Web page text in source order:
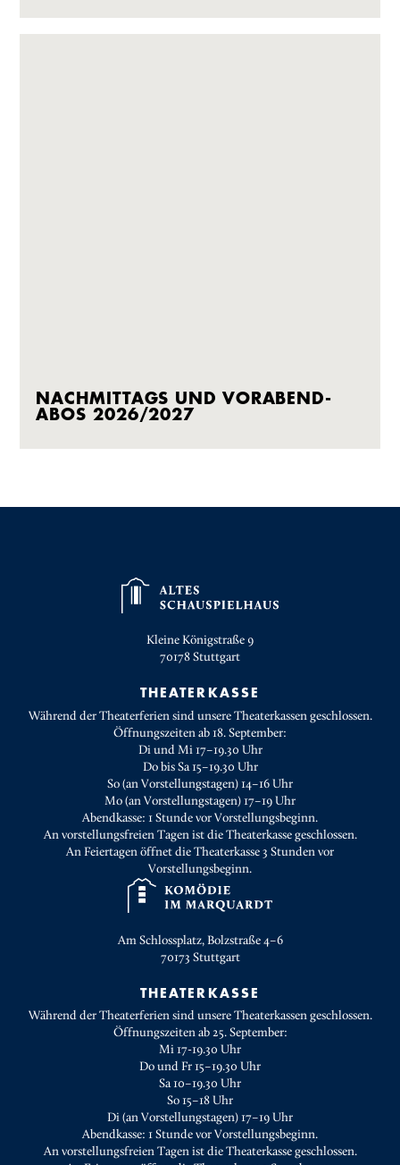
NACHMITTAGS UND VORABEND-
ABOS 2026/2027
Kleine Königstraße 9
70178Stuttgart
THEATERKASSE
Während der Theaterferien sind unsere Theaterkassen geschlossen.
Öffnungszeiten ab 18. September:
Di und Mi 17–19.30 Uhr
Do bis Sa 15–19.30 Uhr
So (an Vorstellungstagen) 14–16 Uhr
Mo (an Vorstellungstagen) 17–19 Uhr
Abendkasse: 1 Stunde vor Vorstellungsbeginn.
An vorstellungsfreien Tagen ist die Theaterkasse geschlossen.
An Feiertagen öffnet die Theaterkasse 3 Stunden vor
Vorstellungsbeginn.
Am Schlossplatz, Bolzstraße 4–6
70173 Stuttgart
THEATERKASSE
Während der Theaterferien sind unsere Theaterkassen geschlossen.
Öffnungszeiten ab 25. September:
Mi 17-19.30 Uhr
Do und Fr 15–19.30 Uhr
Sa 10–19.30 Uhr
So 15–18 Uhr
Di (an Vorstellungstagen) 17–19 Uhr
Abendkasse: 1 Stunde vor Vorstellungsbeginn.
An vorstellungsfreien Tagen ist die Theaterkasse geschlossen.